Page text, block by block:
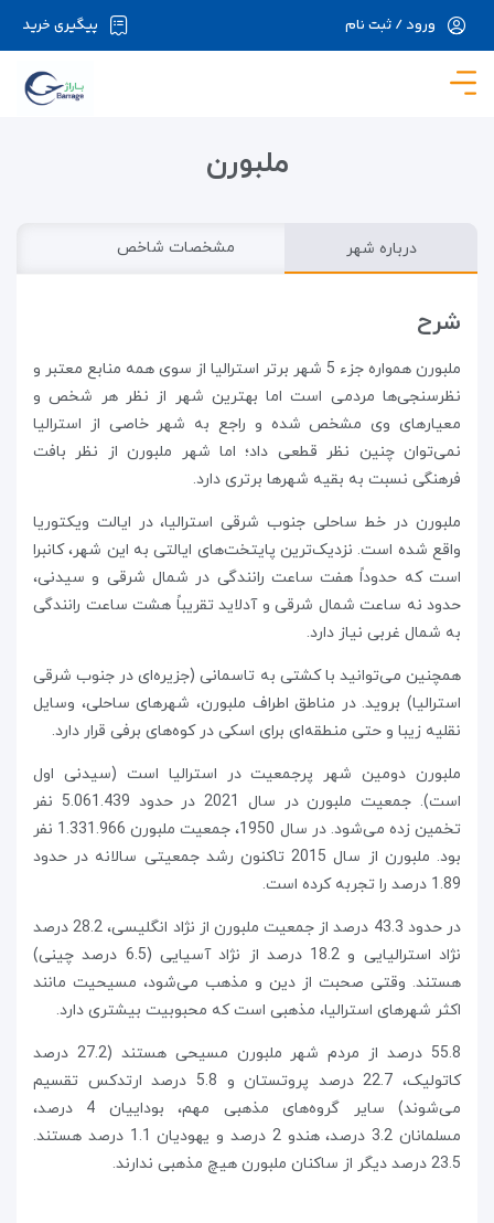
در حال حاضر ارتباط با سرور قطع می باشد لطفا
پیگیری خرید ورود / ثبت نام
ملبورن
درباره شهر مشخصات شاخص
شرح
ملبورن همواره جزء 5 شهر برتر استرالیا از سوی همه منابع معتبر و
نظرسنجی‌ها مردمی است اما بهترین شهر از نظر هر شخص و
معیارهای وی مشخص شده و راجع به شهر خاصی از استرالیا
نمی‌توان چنین نظر قطعی داد؛ اما شهر ملبورن از نظر بافت
فرهنگی نسبت به بقیه شهرها برتری دارد.
ملبورن در خط ساحلی جنوب شرقی استرالیا، در ایالت ویکتوریا
واقع شده است. نزدیک‌ترین پایتخت‌های ایالتی به این شهر، کانبرا
است که حدوداً هفت ساعت رانندگی در شمال شرقی و سیدنی،
حدود نه ساعت شمال شرقی و آدلاید تقریباً هشت ساعت رانندگی
به شمال غربی نیاز دارد.
همچنین می‌توانید با کشتی به تاسمانی (جزیره‌ای در جنوب شرقی
استرالیا) بروید. در مناطق اطراف ملبورن، شهرهای ساحلی، وسایل
نقلیه زیبا و حتی منطقه‌ای برای اسکی در کوه‌های برفی قرار دارد.
ملبورن دومین شهر پرجمعیت در استرالیا است (سیدنی اول
است). جمعیت ملبورن در سال 2021 در حدود 5.061.439 نفر
تخمین زده می‌شود. در سال 1950، جمعیت ملبورن 1.331.966 نفر
بود. ملبورن از سال 2015 تاکنون رشد جمعیتی سالانه در حدود
1.89 درصد را تجربه کرده است.
در حدود 43.3 درصد از جمعیت ملبورن از نژاد انگلیسی، 28.2 درصد
نژاد استرالیایی و 18.2 درصد از نژاد آسیایی (6.5 درصد چینی)
هستند. وقتی صحبت از دین و مذهب می‌شود، مسیحیت مانند
اکثر شهرهای استرالیا، مذهبی است که محبوبیت بیشتری دارد.
55.8 درصد از مردم شهر ملبورن مسیحی هستند (27.2 درصد
کاتولیک، 22.7 درصد پروتستان و 5.8 درصد ارتدکس تقسیم
می‌شوند) سایر گروه‌های مذهبی مهم، بوداییان 4 درصد،
مسلمانان 3.2 درصد، هندو 2 درصد و یهودیان 1.1 درصد هستند.
23.5 درصد دیگر از ساکنان ملبورن هیچ مذهبی ندارند.